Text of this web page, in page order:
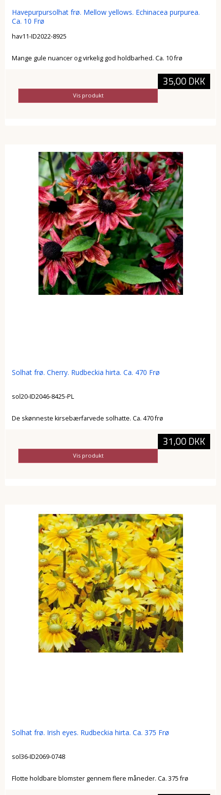
Havepurpursolhat frø. Mellow yellows. Echinacea purpurea.
Ca. 10 Frø
hav11-ID2022-8925
Mange gule nuancer og virkelig god holdbarhed. Ca. 10 frø
35,00 DKK
Vis produkt
Solhat frø. Cherry. Rudbeckia hirta. Ca. 470 Frø
sol20-ID2046-8425-PL
De skønneste kirsebærfarvede solhatte. Ca. 470 frø
31,00 DKK
Vis produkt
Solhat frø. Irish eyes. Rudbeckia hirta. Ca. 375 Frø
sol36-ID2069-0748
Flotte holdbare blomster gennem flere måneder. Ca. 375 frø